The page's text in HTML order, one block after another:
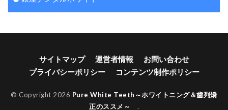
サイトマップ 運営者情報
お問い合わせ
プライバシーポリシー
コンテンツ制作ポリシー
© Copyright 2026 Pure White Teeth～ホワイトニング＆歯列矯
正のススメ～ .